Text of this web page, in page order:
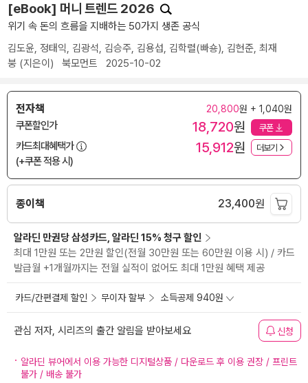
[eBook] 머니 트렌드 2026
위기 속 돈의 흐름을 지배하는 50가지 생존 공식
김도윤, 정태익, 김광석, 김승주, 김용섭, 김학렬(빠숑), 김현준, 최재
붕 (지은이) 북모먼트 2025-10-02
전자책 20,800원 + 1,040원
쿠폰할인가 18,720원 쿠폰
카드최대혜택가
(+쿠폰 적용 시)
15,912원 더보기
종이책 23,400원
알라딘 만권당 삼성카드, 알라딘 15% 청구 할인
최대 1만원 또는 2만원 할인(전월 30만원 또는 60만원 이용 시) / 카드
발급월 +1개월까지는 전월 실적이 없어도 최대 1만원 혜택 제공
카드/간편결제 할인 무이자 할부 소득공제 940원
관심 저자, 시리즈의 출간 알림을 받아보세요 신청
알라딘 뷰어에서 이용 가능한 디지털상품 / 다운로드 후 이용 권장 / 프린트
불가 / 배송 불가